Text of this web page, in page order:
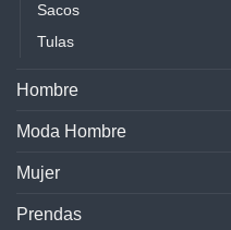
Sacos
Tulas
Hombre
Moda Hombre
Mujer
Prendas